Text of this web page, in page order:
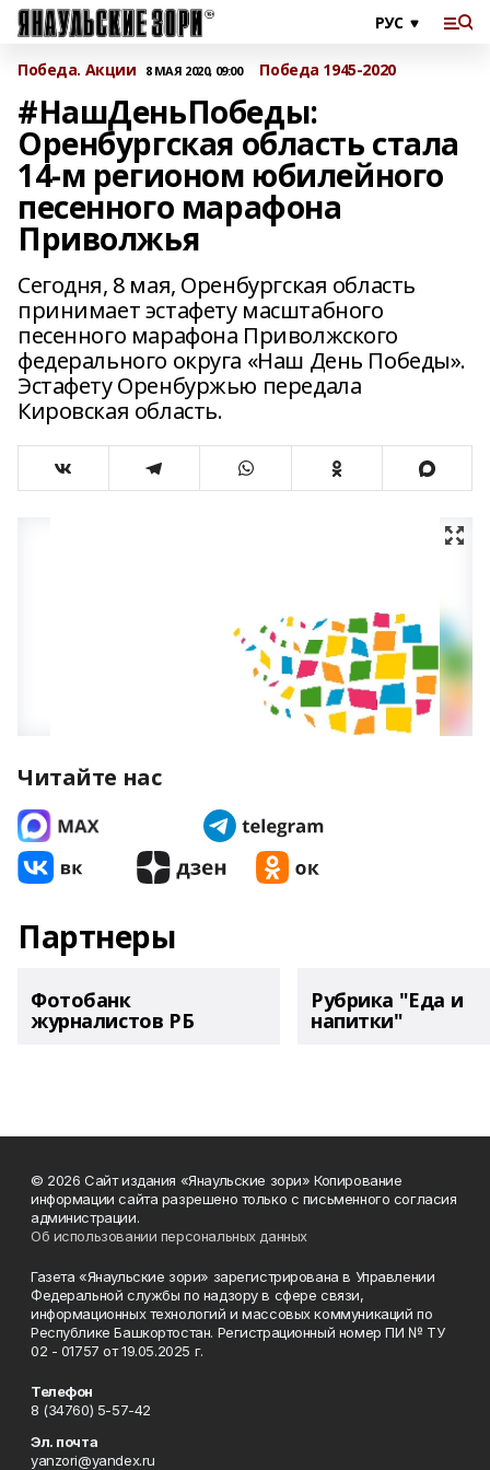
Победа. Акции 8 МАЯ 2020, 09:00 Победа 1945-2020
#НашДеньПобеды:
Оренбургская область стала
14-м регионом юбилейного
песенного марафона
Приволжья
Сегодня, 8 мая, Оренбургская область
принимает эстафету масштабного
песенного марафона Приволжского
федерального округа «Наш День Победы».
Эстафету Оренбуржью передала
Кировская область.
Читайте нас
Партнеры
Фотобанк
журналистов РБ
Рубрика "Еда и
напитки"
© 2026 Сайт издания «Янаульские зори» Копирование
информации сайта разрешено только с письменного согласия
администрации.
Об использовании персональных данных
Газета «Янаульские зори» зарегистрирована в Управлении
Федеральной службы по надзору в сфере связи,
информационных технологий и массовых коммуникаций по
Республике Башкортостан. Регистрационный номер ПИ № ТУ
02 - 01757 от 19.05.2025 г.
Телефон
8 (34760) 5-57-42
Эл. почта
yanzori@yandex.ru